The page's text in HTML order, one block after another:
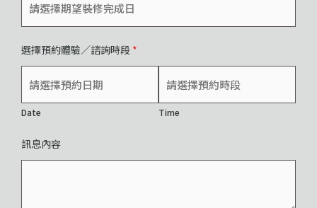
選擇預約體驗／諮詢時段 *
Date Time
訊息內容